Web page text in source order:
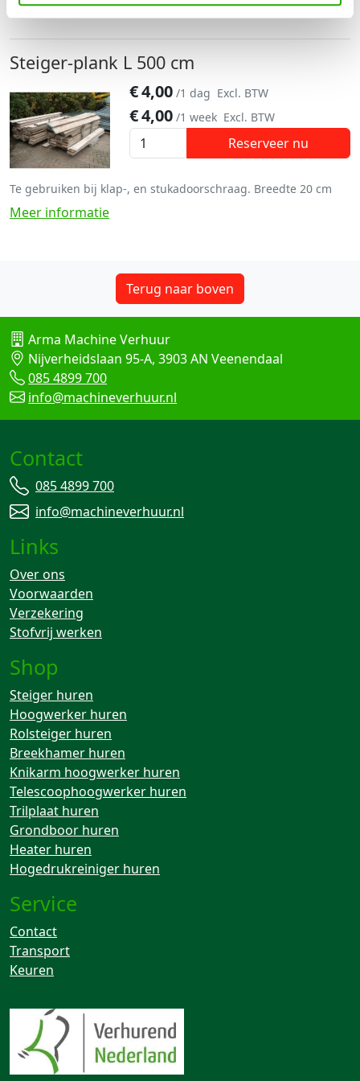
Meer informatie
Steiger-plank L 500 cm
€4,00 /1 dag Excl. BTW
€4,00 /1 week Excl. BTW
Reserveer nu
Te gebruiken bij klap-, en stukadoorschraag. Breedte 20 cm
Meer informatie
Terug naar boven
Arma Machine Verhuur
Nijverheidslaan 95-A, 3903 AN Veenendaal
085 4899 700
info@machineverhuur.nl
Contact
085 4899 700
info@machineverhuur.nl
Links
Over ons
Voorwaarden
Verzekering
Stofvrij werken
Shop
Steiger huren
Hoogwerker huren
Rolsteiger huren
Breekhamer huren
Knikarm hoogwerker huren
Telescoophoogwerker huren
Trilplaat huren
Grondboor huren
Heater huren
Hogedrukreiniger huren
Service
Contact
Transport
Keuren